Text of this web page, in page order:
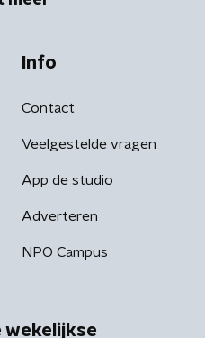
Info
Contact
Veelgestelde vragen
App de studio
Adverteren
NPO Campus
wekelijkse